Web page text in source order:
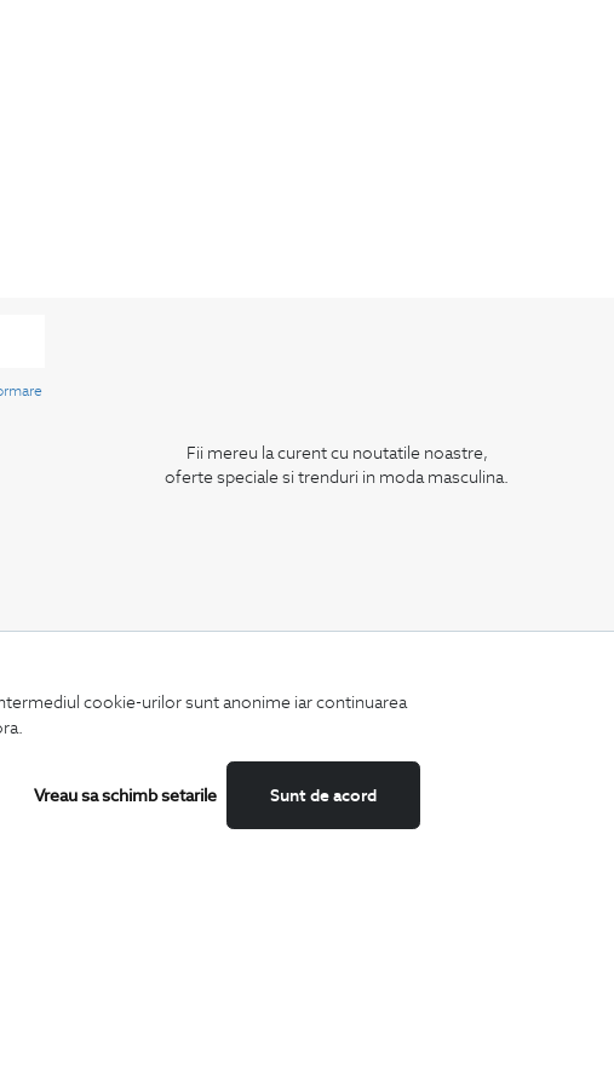
cookie-urilor sunt anonime iar continuarea
Sunt de acord
Vreau sa schimb setarile
Fii mereu la curent cu noutatile noastre,
oferte speciale si trenduri in moda masculina.
Camasi
Incaltaminte
Pantaloni